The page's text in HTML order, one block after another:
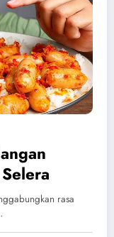
rasa